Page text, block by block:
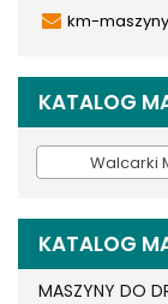
km-
KATALOG
Walcarki
KATALOG
MASZYNY DO